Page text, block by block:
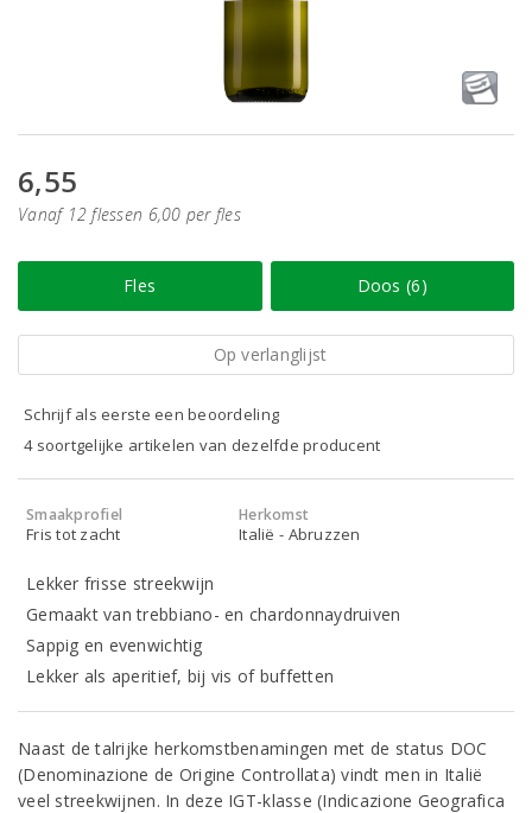
6,55
Vanaf 12 flessen 6,00 per fles
Fles Doos (6)
Op verlanglijst
Schrijf als eerste een beoordeling
4 soortgelijke artikelen van dezelfde producent
Smaakprofiel
Fris tot zacht
Herkomst
Italië - Abruzzen
Lekker frisse streekwijn
Gemaakt van trebbiano- en chardonnaydruiven
Sappig en evenwichtig
Lekker als aperitief, bij vis of buffetten
Naast de talrijke herkomstbenamingen met de status DOC
(Denominazione de Origine Controllata) vindt men in Italië
veel streekwijnen. In deze IGT-klasse (Indicazione Geografica